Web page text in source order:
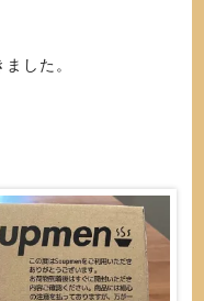
した。